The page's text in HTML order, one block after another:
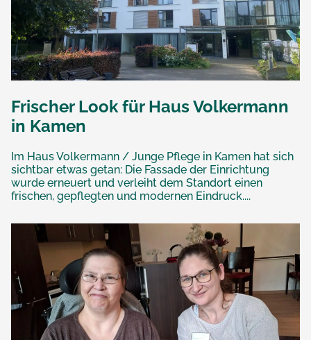
Frischer Look für Haus Volkermann
in Kamen
Im Haus Volkermann / Junge Pflege in Kamen hat sich
sichtbar etwas getan: Die Fassade der Einrichtung
wurde erneuert und verleiht dem Standort einen
frischen, gepflegten und modernen Eindruck....